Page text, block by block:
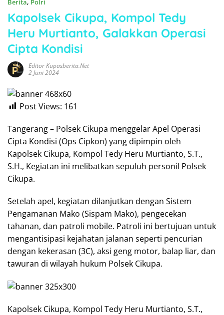
Kapolsek Cikupa, Kompol Tedy
Heru Murtianto, Galakkan Operasi
Cipta Kondisi
Editor Kupasberita.net
2 Juni 2024
Post Views: 161
Tangerang – Polsek Cikupa menggelar Apel Operasi
Cipta Kondisi (Ops Cipkon) yang dipimpin oleh
Kapolsek Cikupa, Kompol Tedy Heru Murtianto, S.T.,
S.H., Kegiatan ini melibatkan sepuluh personil Polsek
Cikupa.
Setelah apel, kegiatan dilanjutkan dengan Sistem
Pengamanan Mako (Sispam Mako), pengecekan
tahanan, dan patroli mobile. Patroli ini bertujuan untuk
mengantisipasi kejahatan jalanan seperti pencurian
dengan kekerasan (3C), aksi geng motor, balap liar, dan
tawuran di wilayah hukum Polsek Cikupa.
Kapolsek Cikupa, Kompol Tedy Heru Murtianto, S.T.,